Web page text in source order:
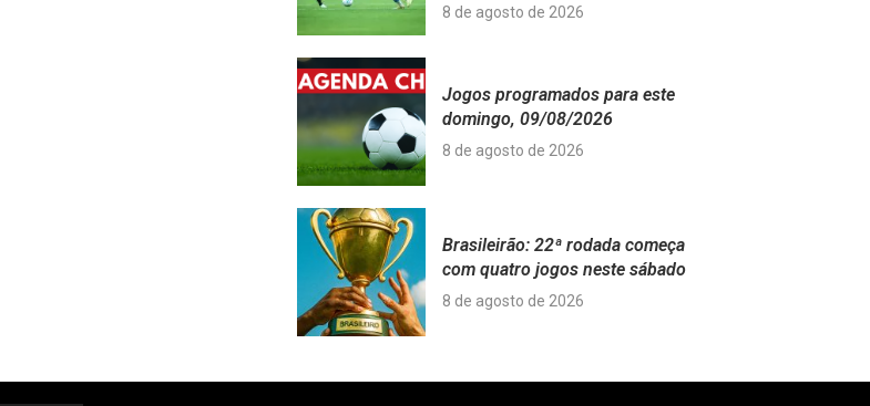
8 de agosto de 2026
Jogos programados para este
domingo, 09/08/2026
8 de agosto de 2026
Brasileirão: 22ª rodada começa
com quatro jogos neste sábado
8 de agosto de 2026